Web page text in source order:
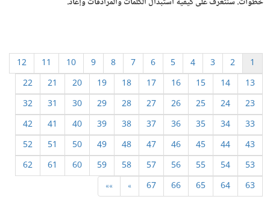
1
2
3
4
5
6
7
8
9
10
11
12
13
14
15
16
17
18
19
20
21
22
23
24
25
26
27
28
29
30
31
32
33
34
35
36
37
38
39
40
41
42
43
44
45
46
47
48
49
50
51
52
53
54
55
56
57
58
59
60
61
62
63
64
65
66
67
»
»»